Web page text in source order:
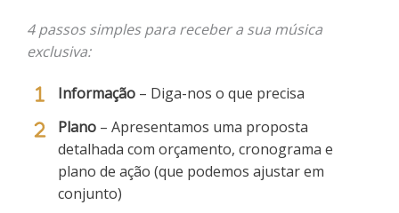
4 passos simples para receber a sua música
exclusiva:
Informação – Diga-nos o que precisa
Plano – Apresentamos uma proposta
detalhada com orçamento, cronograma e
plano de ação (que podemos ajustar em
conjunto)